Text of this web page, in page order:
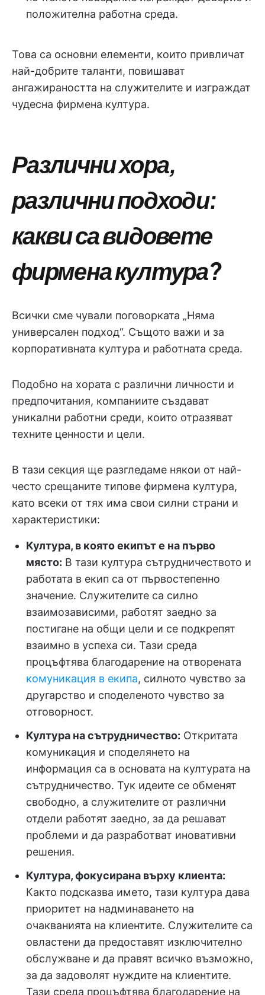
положителна работна среда.
Това са основни елементи, които привличат
най-добрите таланти, повишават
ангажираността на служителите и изграждат
чудесна фирмена култура.
Различни хора,
различни подходи:
какви са видовете
фирмена култура?
Всички сме чували поговорката „Няма
универсален подход“. Същото важи и за
корпоративната култура и работната среда.
Подобно на хората с различни личности и
предпочитания, компаниите създават
уникални работни среди, които отразяват
техните ценности и цели.
В тази секция ще разгледаме някои от най-
често срещаните типове фирмена култура,
като всеки от тях има свои силни страни и
характеристики:
Култура, в която екипът е на първо
място: В тази култура сътрудничеството и
работата в екип са от първостепенно
значение. Служителите са силно
взаимозависими, работят заедно за
постигане на общи цели и се подкрепят
взаимно в успеха си. Тази среда
процъфтява благодарение на отворената
комуникация в екипа, силното чувство за
другарство и споделеното чувство за
отговорност.
Култура на сътрудничество: Откритата
комуникация и споделянето на
информация са в основата на културата на
сътрудничество. Тук идеите се обменят
свободно, а служителите от различни
отдели работят заедно, за да решават
проблеми и да разработват иновативни
решения.
Култура, фокусирана върху клиента:
Както подсказва името, тази култура дава
приоритет на надминаването на
очакванията на клиентите. Служителите са
овластени да предоставят изключително
обслужване и да правят всичко възможно,
за да задоволят нуждите на клиентите.
Тази среда процъфтява благодарение на